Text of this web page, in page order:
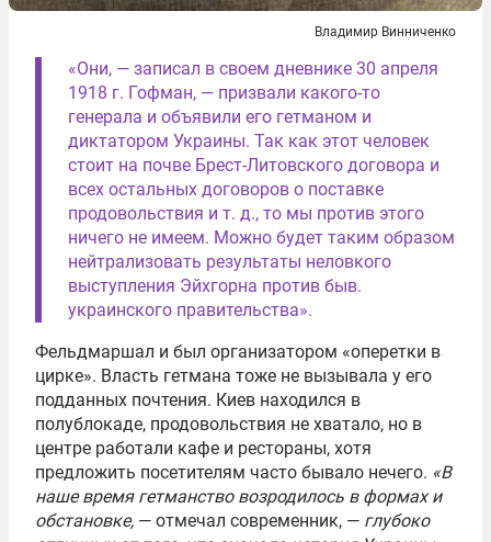
Владимир Винниченко
«Они, — записал в своем дневнике 30 апреля
1918 г. Гофман, — призвали какого-то
генерала и объявили его гетманом и
диктатором Украины. Так как этот человек
стоит на почве Брест-Литовского договора и
всех остальных договоров о поставке
продовольствия и т. д., то мы против этого
ничего не имеем. Можно будет таким образом
нейтрализовать результаты неловкого
выступления Эйхгорна против быв.
украинского правительства».
Фельдмаршал и был организатором «оперетки в
цирке». Власть гетмана тоже не вызывала у его
подданных почтения. Киев находился в
полублокаде, продовольствия не хватало, но в
центре работали кафе и рестораны, хотя
предложить посетителям часто бывало нечего. «В
наше время гетманство возродилось в формах и
обстановке, — отмечал современник, — глубоко